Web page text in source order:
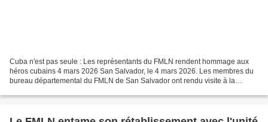
Cuba n'est pas seule : Les représentants du FMLN rendent hommage aux
héros cubains 4 mars 2026 San Salvador, le 4 mars 2026. Les membres du
bureau départemental du FMLN de San Salvador ont rendu visite à la